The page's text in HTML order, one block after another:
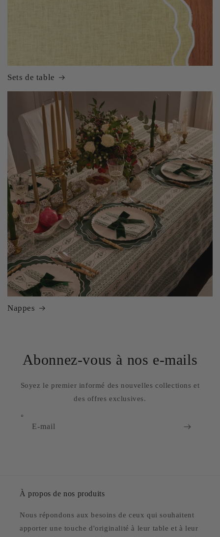
Sets de table
Nappes
Abonnez-vous à nos e-mails
Soyez le premier informé des nouvelles collections et
des offres exclusives.
E-mail
À propos de nos produits
Nous répondons aux besoins de ceux qui souhaitent
apporter une touche d'originalité à leur table et à leur